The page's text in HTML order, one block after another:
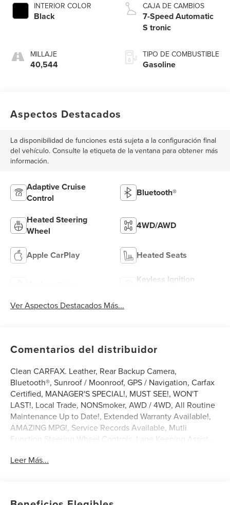
INTERIOR COLOR
Black
MILLAJE
40,544
CAJA DE CAMBIOS
7-Speed Automatic
S tronic
TIPO DE COMBUSTIBLE
Gasoline
Aspectos Destacados
La disponibilidad de funciones está sujeta a la configuración final
del vehículo. Consulte la etiqueta de la ventana para obtener más
información.
Adaptive Cruise
Control
Bluetooth®
Heated Steering
Wheel
4WD/AWD
Apple CarPlay Heated Seats
Keyless Ignition
Ver Aspectos Destacados Más...
Comentarios del distribuidor
Clean CARFAX. Leather, Rear Backup Camera,
Bluetooth®, Sunroof / Moonroof, GPS / Navigation, Carfax
Certified, MANAGER'S SPECIAL!, MUST SEE!, WON'T
LAST!, Local Trade, NONSmoker, AWD / 4WD, All Routine
Maintenance Up to Date!, Extended Warranty Available!,
AMAZING MPG!, Service Records Available, Mutli
Function Steering Wheel Controls, Lane Keeping Assist,
Compatible.
Leer Más...